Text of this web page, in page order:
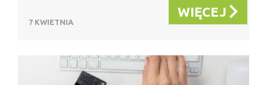
7 KWIETNIA
WIĘCEJ